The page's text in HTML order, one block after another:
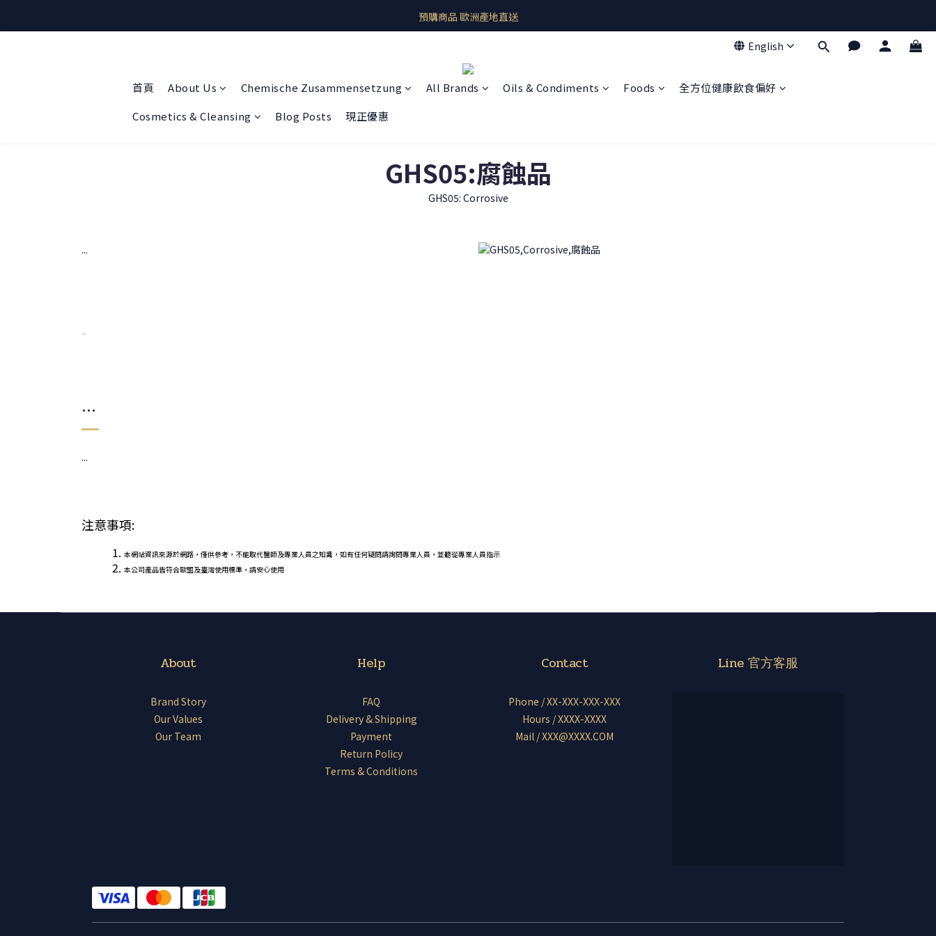
即期良品上架  最新優惠快帶回家
預購商品 歐洲產地直送
English
首頁 About Us Chemische Zusammensetzung All Brands Oils & Condiments Foods
全方位健康飲食偏好
Cosmetics & Cleansing
Blog Posts 現正優惠
GHS05:腐蝕品
GHS05: Corrosive
...
...
...
注意事項:
本網站資訊來源於網路，僅供參考，不能取代醫師及專業人員之知識，如有任何疑問請詢問專業人員，並聽從專業人員指示
本公司產品皆符合歐盟及臺灣使用標準，請安心使用
About
Brand Story
Our Values
Our Team
Help
FAQ
Delivery & Shipping
Payment
Return Policy
Terms & Conditions
Contact
Phone / XX-XXX-XXX-XXX
Hours / XXXX-XXXX
Mail / XXX@XXXX.COM
Line 官方客服